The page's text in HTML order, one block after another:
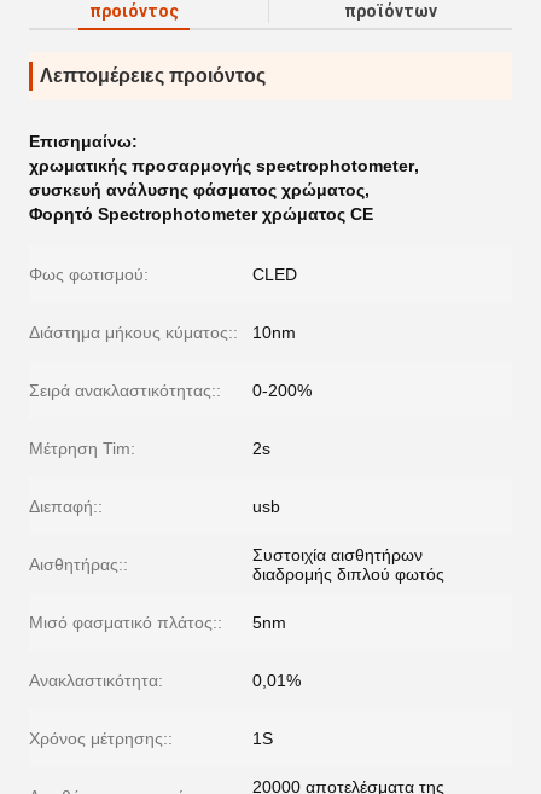
προιόντος
προϊόντων
Λεπτομέρειες προιόντος
Επισημαίνω:
χρωματικής προσαρμογής spectrophotometer,
συσκευή ανάλυσης φάσματος χρώματος,
Φορητό Spectrophotometer χρώματος CE
Φως φωτισμού: CLED
Διάστημα μήκους κύματος:: 10nm
Σειρά ανακλαστικότητας:: 0-200%
Μέτρηση Tim: 2s
Διεπαφή:: usb
Αισθητήρας::
Συστοιχία αισθητήρων
διαδρομής διπλού φωτός
Μισό φασματικό πλάτος:: 5nm
Ανακλαστικότητα: 0,01%
Χρόνος μέτρησης:: 1S
20000 αποτελέσματα της